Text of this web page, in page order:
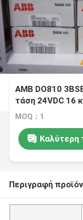
ΑΜΒ DO810
τάση 24VDC 16
MOQ：1
Καλύτερη
Περιγραφή